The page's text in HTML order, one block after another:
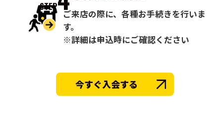
STEP
ご来店の際に、各種お手続きを行いま
す。
※詳細は申込時にご確認ください
今すぐ入会する